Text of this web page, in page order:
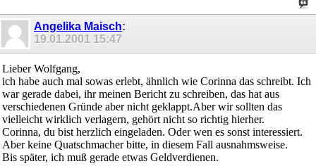
Angelika Maisch:
19.01.2001 15:47
Lieber Wolfgang,
ich habe auch mal sowas erlebt, ähnlich wie Corinna das schreibt. Ich
war gerade dabei, ihr meinen Bericht zu schreiben, das hat aus
verschiedenen Gründe aber nicht geklappt.Aber wir sollten das
vielleicht wirklich verlagern, gehört nicht so richtig hierher.
Corinna, du bist herzlich eingeladen. Oder wen es sonst interessiert.
Aber keine Quatschmacher bitte, in diesem Fall ausnahmsweise.
Bis später, ich muß gerade etwas Geldverdienen.